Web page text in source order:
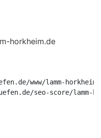
www/lamm-
seo-score/lamm-